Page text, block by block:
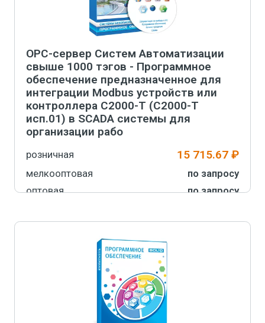
OPC-сервер Систем Автоматизации
свыше 1000 тэгов - Программное
обеспечение предназначенное для
интеграции Modbus устройств или
контроллера С2000-Т (С2000-Т
исп.01) в SCADA системы для
организации рабо
розничная 15 715.67 ₽
мелкооптовая
по запросу
оптовая
по запросу
Артикул
916-735-094
+
В корзину